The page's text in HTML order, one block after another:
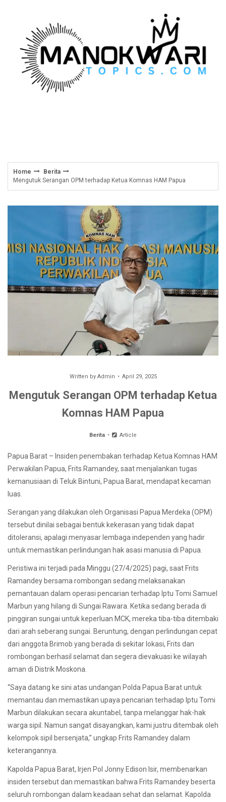
Home
Berita
Mengutuk Serangan OPM terhadap Ketua Komnas HAM Papua
Written by Admin April 29, 2025
Mengutuk Serangan OPM terhadap Ketua
Komnas HAM Papua
Berita Article
Papua Barat – Insiden penembakan terhadap Ketua Komnas HAM
Perwakilan Papua, Frits Ramandey, saat menjalankan tugas
kemanusiaan di Teluk Bintuni, Papua Barat, mendapat kecaman
luas.
Serangan yang dilakukan oleh Organisasi Papua Merdeka (OPM)
tersebut dinilai sebagai bentuk kekerasan yang tidak dapat
ditoleransi, apalagi menyasar lembaga independen yang hadir
untuk memastikan perlindungan hak asasi manusia di Papua.
Peristiwa ini terjadi pada Minggu (27/4/2025) pagi, saat Frits
Ramandey bersama rombongan sedang melaksanakan
pemantauan dalam operasi pencarian terhadap Iptu Tomi Samuel
Marbun yang hilang di Sungai Rawara. Ketika sedang berada di
pinggiran sungai untuk keperluan MCK, mereka tiba-tiba ditembaki
dari arah seberang sungai. Beruntung, dengan perlindungan cepat
dari anggota Brimob yang berada di sekitar lokasi, Frits dan
rombongan berhasil selamat dan segera dievakuasi ke wilayah
aman di Distrik Moskona.
“Saya datang ke sini atas undangan Polda Papua Barat untuk
memantau dan memastikan upaya pencarian terhadap Iptu Tomi
Marbun dilakukan secara akuntabel, tanpa melanggar hak-hak
warga sipil. Namun sangat disayangkan, kami justru ditembak oleh
kelompok sipil bersenjata,” ungkap Frits Ramandey dalam
keterangannya.
Kapolda Papua Barat, Irjen Pol Jonny Edison Isir, membenarkan
insiden tersebut dan memastikan bahwa Frits Ramandey beserta
seluruh rombongan dalam keadaan sehat dan selamat. Kapolda